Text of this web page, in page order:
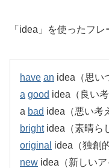
「idea」を使ったフ
have an idea（思い
a good idea（良い考
a bad idea（悪い考
brightidea（素晴ら
original idea（独創
new idea（新しいア